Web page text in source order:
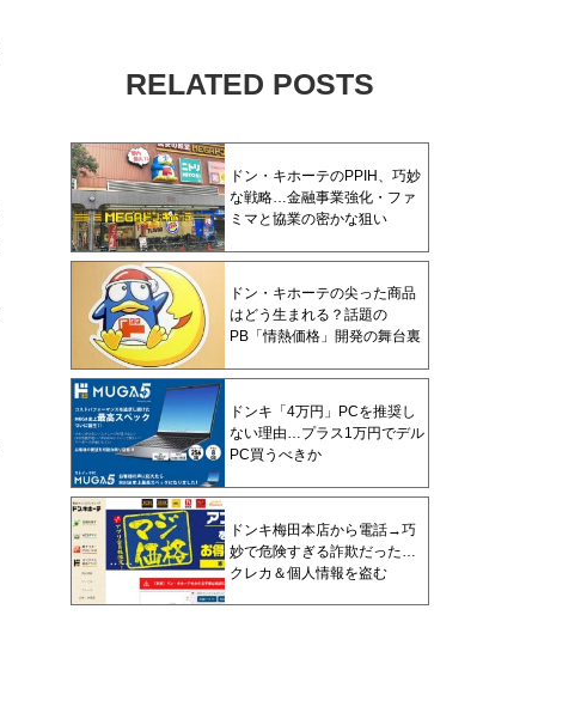
RELATED POSTS
ドン・キホーテのPPIH、巧妙
な戦略…金融事業強化・ファ
ミマと協業の密かな狙い
ドン・キホーテの尖った商品
はどう生まれる？話題の
PB「情熱価格」開発の舞台裏
ドンキ「4万円」PCを推奨し
ない理由…プラス1万円でデル
PC買うべきか
ドンキ梅田本店から電話→巧
妙で危険すぎる詐欺だった…
クレカ＆個人情報を盗む